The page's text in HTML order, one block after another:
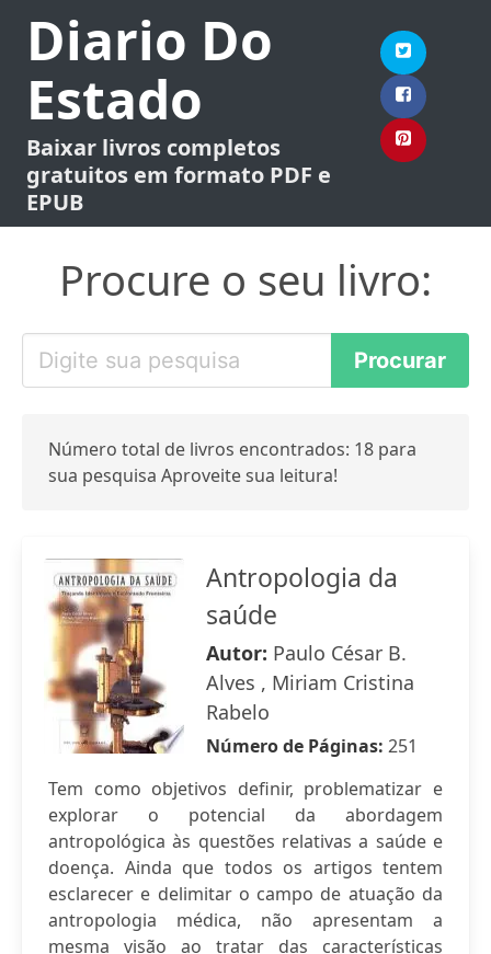
Diario Do
Estado
Baixar livros completos
gratuitos em formato PDF e
EPUB
Procure o seu livro:
Número total de livros encontrados: 18 para
sua pesquisa Aproveite sua leitura!
Antropologia da
saúde
Autor: Paulo César B.
Alves , Miriam Cristina
Rabelo
Número de Páginas: 251
Tem como objetivos definir, problematizar e
explorar o potencial da abordagem
antropológica às questões relativas a saúde e
doença. Ainda que todos os artigos tentem
esclarecer e delimitar o campo de atuação da
antropologia médica, não apresentam a
mesma visão ao tratar das características